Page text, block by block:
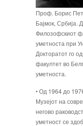
Проф. Борис
Бајмок, Србија.
Филозофскиот
уметноста при
Докторатот го
факултет во
уметноста.
• Од 1964 до
Музејот на
негово
уметност се